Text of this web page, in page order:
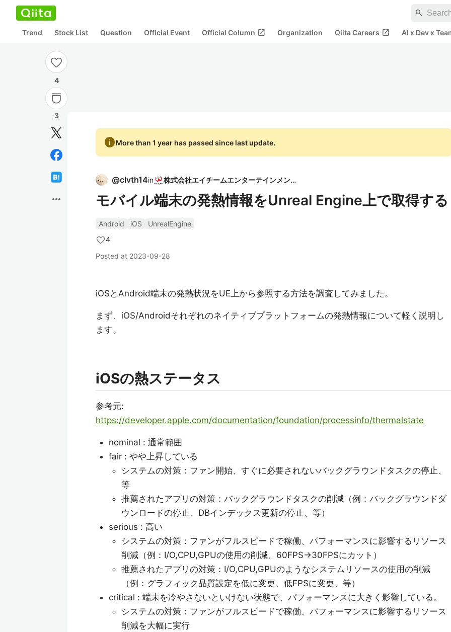
search
Trend Stock List Question Official Event Official Column open_in_new Organization Qiita Careers open_in_new AI x Dev x
4
3
more_horiz
infoMore than 1 year has passed since last update.
@clvth14in 株式会社エイチームエンターテインメント
モバイル端末の発熱情報をUnreal Engine上で取得する
Android iOS
UnrealEngine
4
Posted at 2023-09-28
iOSとAndroid端末の発熱状況をUE上から参照する方法を調査してみました。
まず、iOS/Androidそれぞれのネイティブプラットフォームの発熱情報について軽く説明し
ます。
iOSの熱ステータス
参考元:
https://developer.apple.com/documentation/foundation/processinfo/thermalstate
nominal : 通常範囲
fair : やや上昇している
システムの対策：ファン開始、すぐに必要されないバックグラウンドタスクの停止、
等
推薦されたアプリの対策：バックグラウンドタスクの削減（例：バックグラウンドダ
ウンロードの停止、DBインデックス更新の停止、等）
serious : 高い
システムの対策：ファンがフルスピードで稼働、パフォーマンスに影響するリソース
削減（例：I/O,CPU,GPUの使用の削減、60FPS→30FPSにカット）
推薦されたアプリの対策：I/O,CPU,GPUのようなシステムリソースの使用の削減
（例：グラフィック品質設定を低に変更、低FPSに変更、等）
critical : 端末を冷やさないといけない状態で、パフォーマンスに大きく影響している。
システムの対策：ファンがフルスピードで稼働、パフォーマンスに影響するリソース
削減を大幅に実行